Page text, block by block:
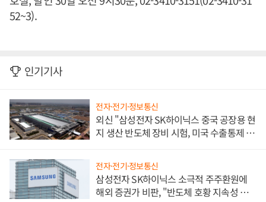
52~3).
인기기사
전자·전기·정보통신
외신 "삼성전자 SK하이닉스 중국 공장용 현
지 생산 반도체 장비 시험, 미국 수출통제 대
전자·전기·정보통신
삼성전자 SK하이닉스 소극적 주주환원에
해외 증권가 비판, "반도체 호황 지속성 의